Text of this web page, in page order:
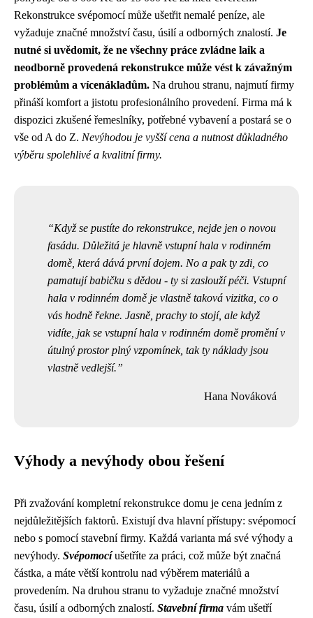
Rekonstrukce svépomocí může ušetřit nemalé peníze, ale
vyžaduje značné množství času, úsilí a odborných znalostí. Je
nutné si uvědomit, že ne všechny práce zvládne laik a
neodborně provedená rekonstrukce může vést k závažným
problémům a vícenákladům. Na druhou stranu, najmutí firmy
přináší komfort a jistotu profesionálního provedení. Firma má k
dispozici zkušené řemeslníky, potřebné vybavení a postará se o
vše od A do Z. Nevýhodou je vyšší cena a nutnost důkladného
výběru spolehlivé a kvalitní firmy.
Když se pustíte do rekonstrukce, nejde jen o novou
fasádu. Důležitá je hlavně vstupní hala v rodinném
domě , která dává první dojem. No a pak ty zdi, co
pamatují babičku s dědou - ty si zaslouží péči. Vstupní
hala v rodinném domě je vlastně taková vizitka, co o
vás hodně řekne. Jasně, prachy to stojí, ale když
vidíte, jak se vstupní hala v rodinném domě promění v
útulný prostor plný vzpomínek, tak ty náklady jsou
vlastně vedlejší.
Hana Nováková
Výhody a nevýhody obou řešení
Při zvažování kompletní rekonstrukce domu je cena jedním z
nejdůležitějších faktorů. Existují dva hlavní přístupy: svépomocí
nebo s pomocí stavební firmy. Každá varianta má své výhody a
nevýhody. Svépomocíušetříte za práci, což může být značná
částka, a máte větší kontrolu nad výběrem materiálů a
provedením. Na druhou stranu to vyžaduje značné množství
času, úsilí a odborných znalostí. Stavební firma vám ušetří